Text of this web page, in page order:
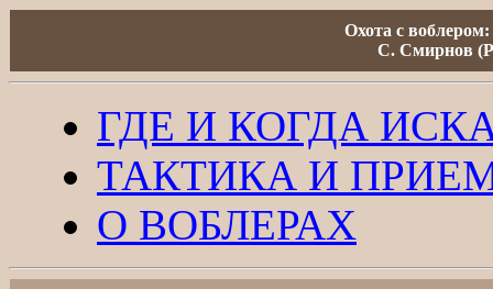
Охота с воблером:
С. Смирнов
ГДЕ И КОГДА
ТАКТИКА И
О ВОБЛЕРАХ